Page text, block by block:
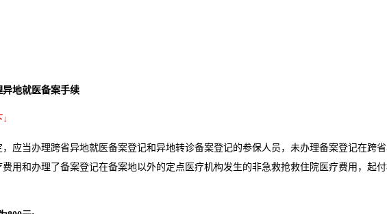
地就医备案手续
当办理跨省异地就医备案登记和异地转诊备案登记的参保人员，未办理备案登记在跨
用和办理了备案登记在备案地以外的定点医疗机构发生的非急救抢救住院医疗费用，起